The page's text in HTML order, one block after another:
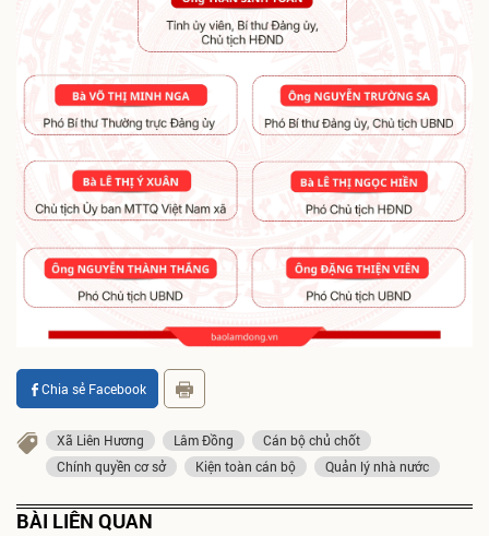
Chia sẻ Facebook
Xã Liên Hương Lâm Đồng
Cán bộ chủ chốt
Chính quyền cơ sở
Kiện toàn cán bộ Quản lý nhà nước
BÀI LIÊN QUAN